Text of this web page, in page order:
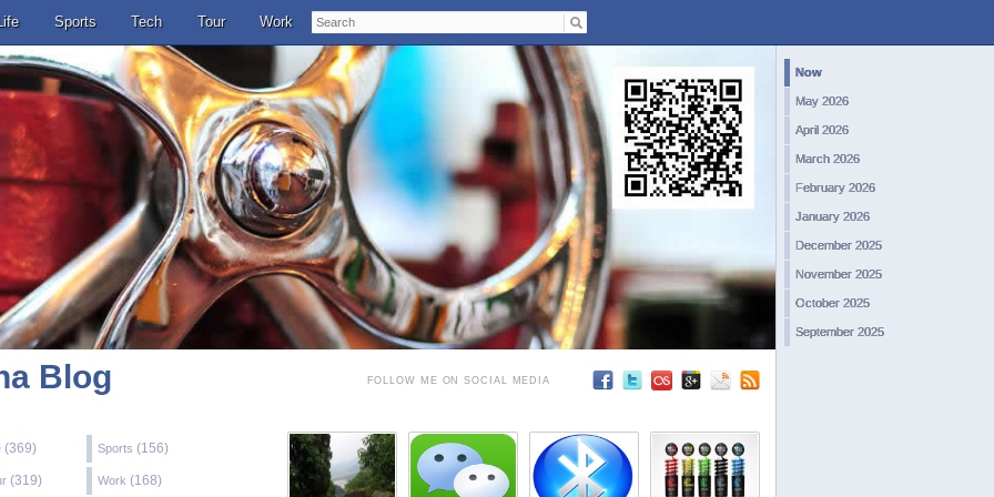
Sports Tech Tour Work
Now
May 2026
April 2026
March 2026
February 2026
January 2026
December 2025
November 2025
October 2025
September 2025
Search
Blog
(369) Sports (156)
(319) Work (168)
FOLLOW ME ON SOCIAL MEDIA